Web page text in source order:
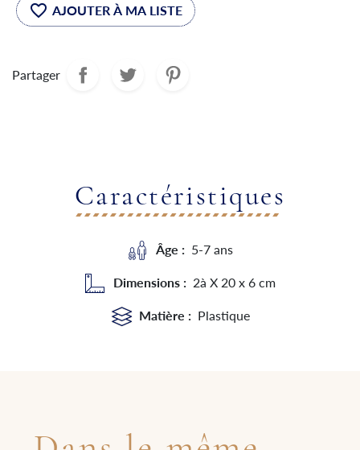
favorite_border
Partager
Caractéristiques
Âge : 5-7 ans
Dimensions : 2à X 20 x 6 cm
Matière : Plastique